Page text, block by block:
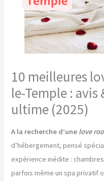
10 meilleures
le-Temple :
ultime (2025)
A la recherche d’une love
d’hébergement, pensé
expérience inédite :
parfois même un spa privatif